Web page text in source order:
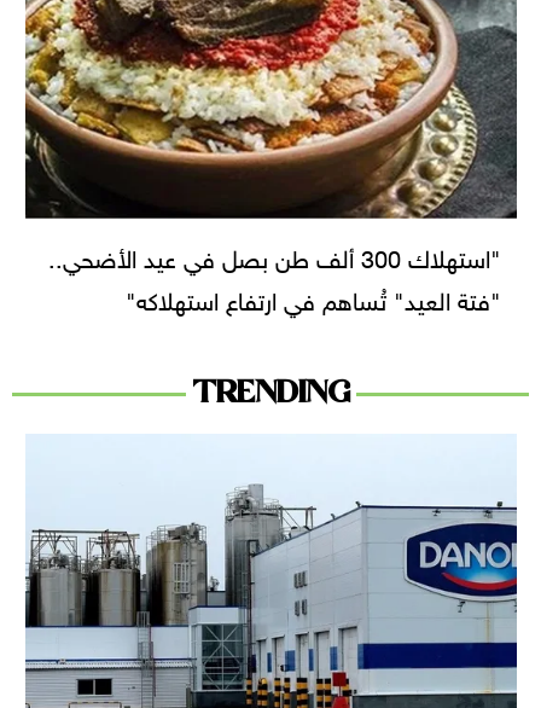
"استهلاك 300 ألف طن بصل في عيد الأضحي..
"فتة العيد" تُساهم في ارتفاع استهلاكه"
TRENDING